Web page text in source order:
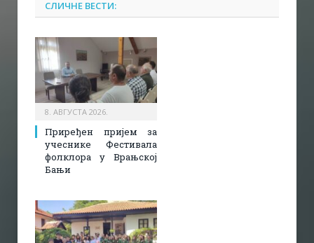
СЛИЧНЕ ВЕСТИ:
8. АВГУСТА 2026.
Приређен пријем за
учеснике Фестивала
фолклора у Врањској
Бањи